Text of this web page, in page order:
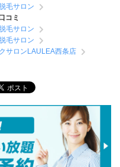
毛サロン
口コミ
脱毛サロン
毛サロン
サロンLAULEA西条店